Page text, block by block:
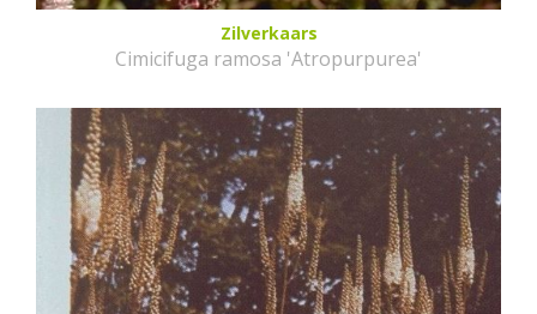
Zilverkaars
Cimicifuga ramosa 'Atropurpurea'